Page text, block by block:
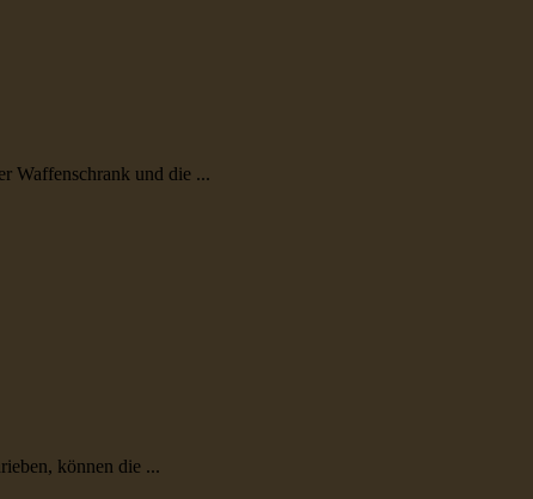
Waffenschrank und die ...
können die ...